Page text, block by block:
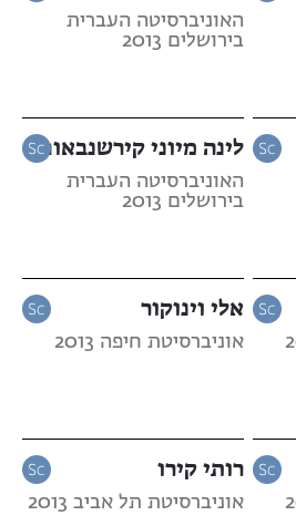
האוניברסיטה העברית
בירושלים 2013
לינה מיוני קירשנבאום
האוניברסיטה העברית
בירושלים 2013
אלי וינוקור
אוניברסיטת חיפה 2013
רותי קירו
אוניברסיטת תל אביב 2013